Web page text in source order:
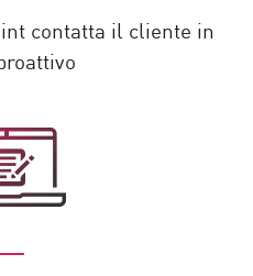
contatta il cliente in